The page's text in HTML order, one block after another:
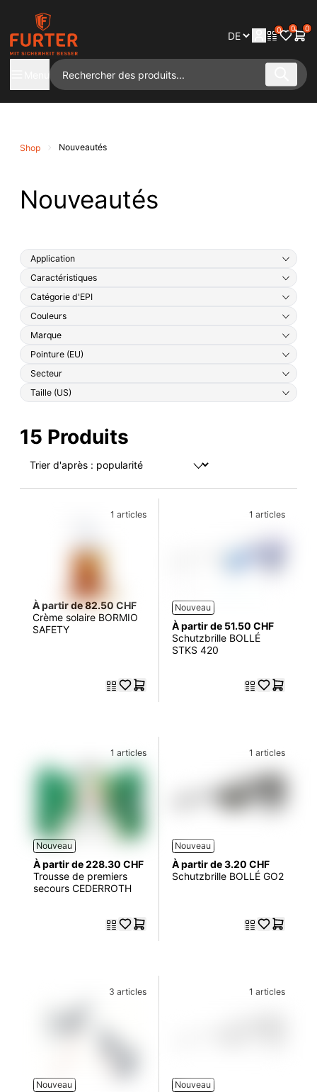
0 0 0
Shop Nouveautés
Nouveautés
Application
Caractéristiques
Catégorie d'EPI
Couleurs
Marque
Pointure (EU)
Secteur
Taille (US)
15 Produits
1 articles
À partir de 82.50 CHF
Crème solaire BORMIO
SAFETY
1 articles
Nouveau
À partir de 51.50 CHF
Schutzbrille BOLLÉ
STKS 420
1 articles
Nouveau
À partir de 228.30 CHF
Trousse de premiers
secours CEDERROTH
1 articles
Nouveau
À partir de 3.20 CHF
Schutzbrille BOLLÉ GO2
3 articles
Nouveau
1 articles
Nouveau